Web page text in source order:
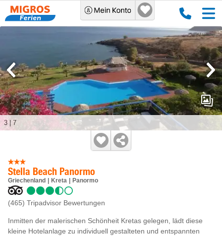
Stella Beach Panormo
Griechenland Kreta Panormo
(465) Tripadvisor Bewertungen
Inmitten der malerischen Schönheit Kretas gelegen, lädt diese
kleine Hotelanlage zu individuell gestalteten und entspannten
3 | 7